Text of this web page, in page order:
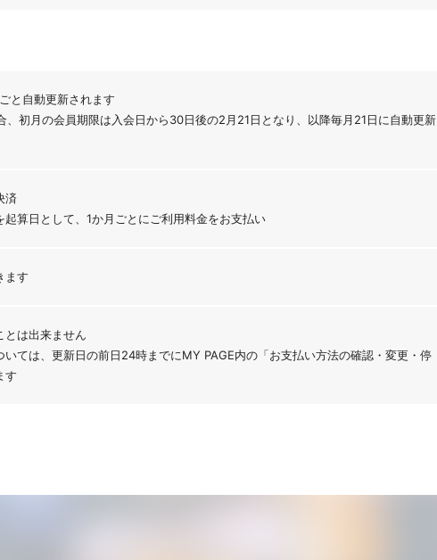
と自動更新されます
、初月の会員期限は入会日から30日後の2月21日となり、以降毎月21日に自動更新
済
起算日として、1か月ごとにご利用料金をお支払い
ます
とは出来ません
いては、更新日の前日24時までにMY PAGE内の「お支払い方法の確認・変更・停
す